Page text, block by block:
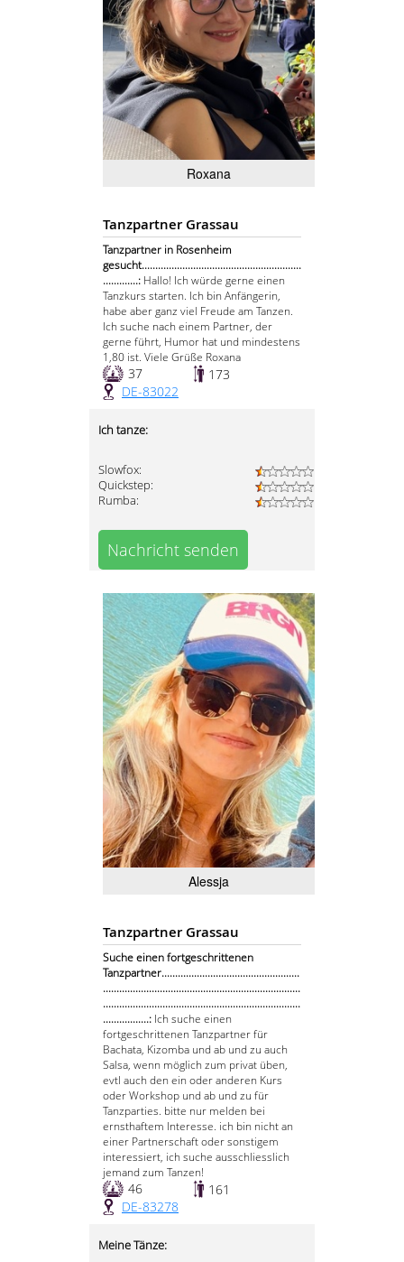
Roxana
Tanzpartner Grassau
Tanzpartner in Rosenheim
gesucht...........................................................
.............: Hallo! Ich würde gerne einen
Tanzkurs starten. Ich bin Anfängerin,
habe aber ganz viel Freude am Tanzen.
Ich suche nach einem Partner, der
gerne führt, Humor hat und mindestens
1,80 ist. Viele Grüße Roxana
37
173
DE-83022
Ich tanze:
Slowfox:
Quickstep:
Rumba:
Nachricht senden
Alessja
Tanzpartner Grassau
Suche einen fortgeschrittenen
Tanzpartner...................................................
.........................................................................
.........................................................................
.................: Ich suche einen
fortgeschrittenen Tanzpartner für
Bachata, Kizomba und ab und zu auch
Salsa, wenn möglich zum privat üben,
evtl auch den ein oder anderen Kurs
oder Workshop und ab und zu für
Tanzparties. bitte nur melden bei
ernsthaftem Interesse. ich bin nicht an
einer Partnerschaft oder sonstigem
interessiert, ich suche ausschliesslich
jemand zum Tanzen!
46
161
DE-83278
Meine Tänze: